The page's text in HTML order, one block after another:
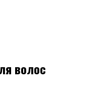
волос